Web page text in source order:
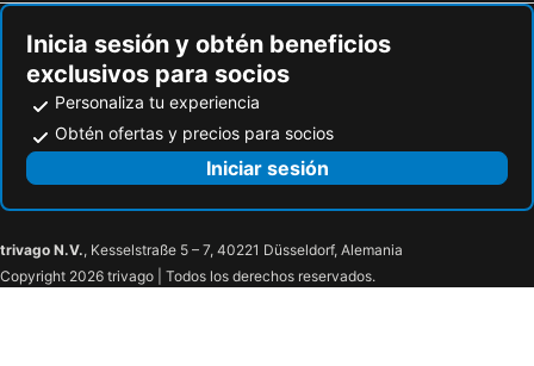
Inicia sesión y obtén beneficios
exclusivos para socios
Personaliza tu experiencia
Obtén ofertas y precios para socios
Iniciar sesión
trivago N.V., Kesselstraße 5 – 7, 40221 Düsseldorf, Alemania
Copyright 2026 trivago | Todos los derechos reservados.